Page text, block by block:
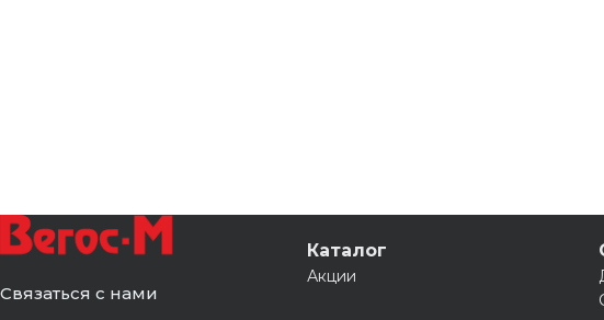
Связаться с нами
Каталог
Акции